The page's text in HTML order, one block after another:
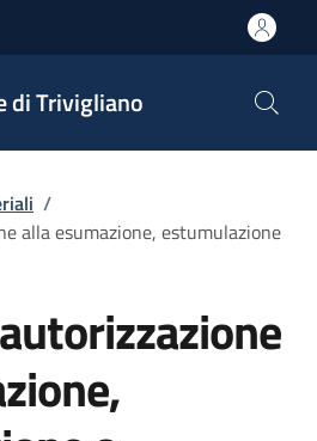
di Trivigliano
/
alla esumazione, estumulazione